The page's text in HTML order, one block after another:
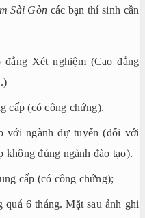
Sài Gòn các bạn thí sinh cần
Xét nghiệm (Cao đẳng
cấp (có công chứng).
với ngành dự tuyển (đối với
không đúng ngành đào tạo).
cấp (có công chứng);
6 tháng. Mặt sau ảnh ghi